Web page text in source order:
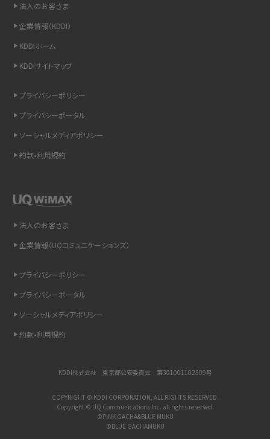
iCloudの使用容量を減らす9つの方法！使用状況の確認手順も紹介
リプライ機能とは？LINE、X（旧Twitter）、Instagram、TikTokで送る方法を解説
インスタのDMの送り方は？便利機能の使い方や注意点をわかりやすく解説
LINEで送信取り消しをする方法は？相手に知られるのか、削除との違いも紹介
詳しく解説
Wi-Fiを快適に使うための速度はどれくらい？用途別の目安・回線ごとの平均を
紹介
LINEの着信音や通知音の設定・変更方法を解説！鳴らない場合の対処法も紹介
着信拒否とは？設定方法やブロックした番号の確認方法を解説
LINEでブロックされているか確認する方法は？手順や注意点を解説
メンションとは？LINE・X・Instagram・Facebook・TikTokでのやり方を解説
法人のお客さま
企業情報（KDDI）
KDDIホーム
KDDIサイトマップ
プライバシーポリシー
プライバシーポータル
ソーシャルメディアポリシー
約款•利用規約
法人のお客さま
企業情報（UQコミュニケーションズ）
プライバシーポリシー
プライバシーポータル
ソーシャルメディアポリシー
約款•利用規約
KDDI株式会社 東京都公安委員会 第301001102509号
COPYRIGHT © KDDI CORPORATION, ALL RIGHTS RESERVED.
Copyright © UQ Communications Inc. all rights reserved.
©PINK GACHA&BLUE MUKU
©BLUE GACHAMUKU